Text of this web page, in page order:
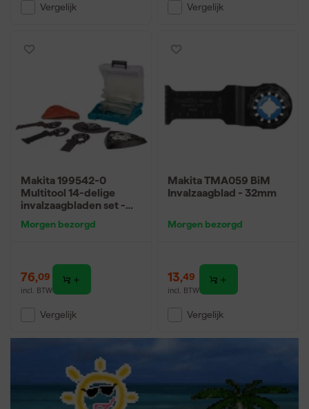
Vergelijk Vergelijk
Makita 199542-0
Multitool 14-delige
invalzaagbladen set -
Morgen bezorgd
76,09
incl. BTW
Vergelijk
Makita TMA059 BiM
Invalzaagblad - 32mm
Morgen bezorgd
13,49
incl. BTW
Vergelijk